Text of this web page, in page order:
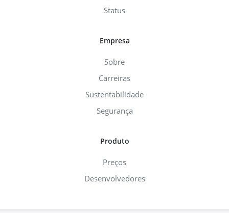
Status
Empresa
Sobre
Carreiras
Sustentabilidade
Segurança
Produto
Preços
Desenvolvedores